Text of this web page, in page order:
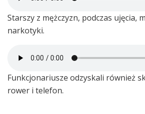
Starszy z mężczyzn, podczas ujęcia,
narkotyki.
Funkcjonariusze odzyskali również
rower i telefon.